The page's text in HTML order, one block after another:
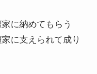
に納めてもらう
に支えられて成り